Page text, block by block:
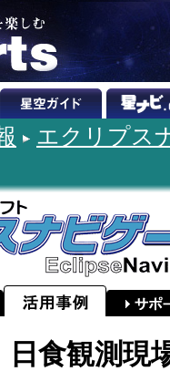
エクリプス
日食観測現